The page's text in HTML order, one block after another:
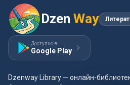
Dzen Way
Доступно в
Google Play
Dzenway Library — онлайн-